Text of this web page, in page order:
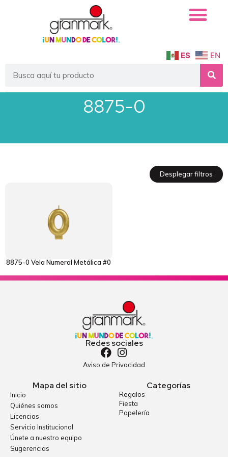
ES EN
8875-0
Desplegar filtros
8875-0 Vela Numeral Metálica #0
Redes sociales
Aviso de Privacidad
Mapa del sitio
Inicio
Quiénes somos
Licencias
Servicio Institucional
Únete a nuestro equipo
Sugerencias
Categorías
Regalos
Fiesta
Papelería